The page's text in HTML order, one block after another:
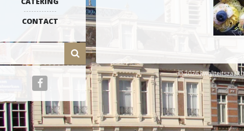
CONTACT
© 2026 kwaliteitszaak